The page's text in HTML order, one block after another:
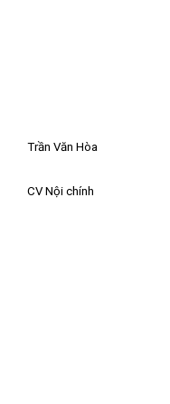
Trần Văn Hòa
CV Nội chính